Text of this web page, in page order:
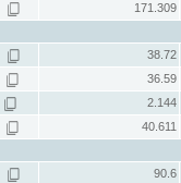
171.309
38.72
36.59
2.144
40.611
90.6